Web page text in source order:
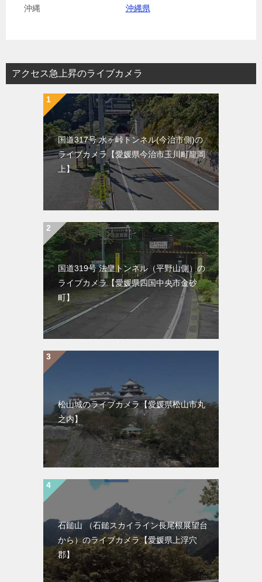
沖縄 沖縄県
アクセス急上昇のライブカメラ
国道317号 水ヶ峠トンネル(今治市側)の
ライブカメラ【愛媛県今治市玉川町龍岡
上】
国道319号 法皇トンネル（平野山側）の
ライブカメラ【愛媛県四国中央市金砂
町】
松山城のライブカメラ【愛媛県松山市丸
之内】
石鎚山 （石鎚スカイライン長尾根展望台
から）のライブカメラ【愛媛県上浮穴
郡】